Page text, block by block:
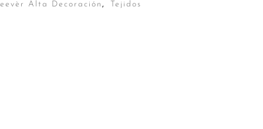
Alta Decoración , Tejidos